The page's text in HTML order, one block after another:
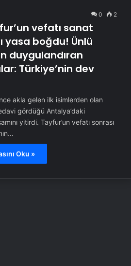
0 2
vefatı sanat
yasa boğdu! Ünlü
duygulandıran
Türkiye’nin dev
akla gelen ilk isimlerden olan
gördüğü Antalya’daki
yitirdi. Tayfur’un vefatı sonrası
Oku »